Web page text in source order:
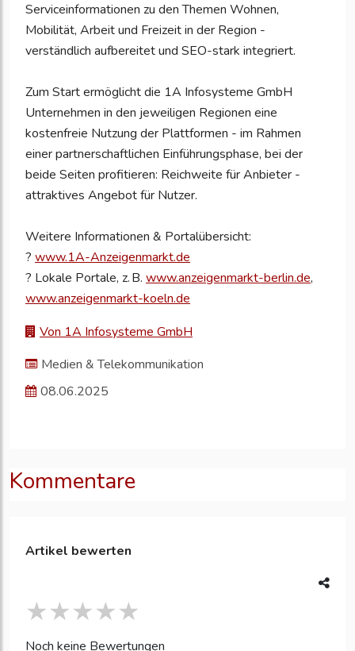
Serviceinformationen zu den Themen Wohnen,
Mobilität, Arbeit und Freizeit in der Region -
verständlich aufbereitet und SEO-stark integriert.
Zum Start ermöglicht die 1A Infosysteme GmbH
Unternehmen in den jeweiligen Regionen eine
kostenfreie Nutzung der Plattformen - im Rahmen
einer partnerschaftlichen Einführungsphase, bei der
beide Seiten profitieren: Reichweite für Anbieter -
attraktives Angebot für Nutzer.
Weitere Informationen & Portalübersicht:
? www.1A-Anzeigenmarkt.de
? Lokale Portale, z. B. www.anzeigenmarkt-berlin.de,
www.anzeigenmarkt-koeln.de
Von 1A Infosysteme GmbH
Medien & Telekommunikation
08.06.2025
Kommentare
Artikel bewerten
Noch keine Bewertungen